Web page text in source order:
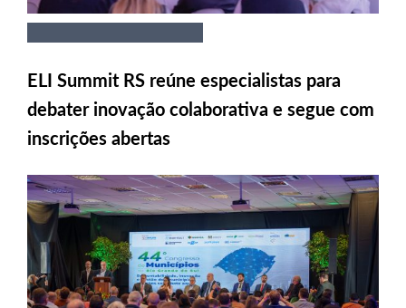
ELI Summit RS reúne especialistas para
debater inovação colaborativa e segue com
inscrições abertas